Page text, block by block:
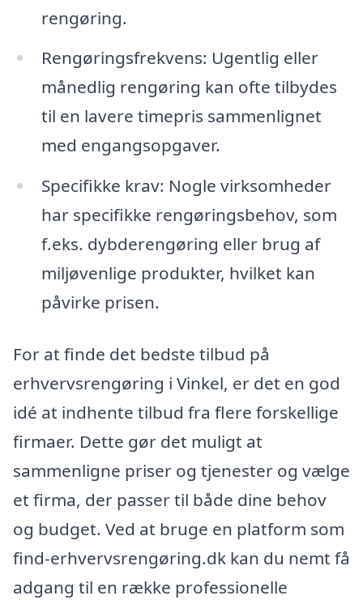
rengøring.
Rengøringsfrekvens: Ugentlig eller
månedlig rengøring kan ofte tilbydes
til en lavere timepris sammenlignet
med engangsopgaver.
Specifikke krav: Nogle virksomheder
har specifikke rengøringsbehov, som
f.eks. dybderengøring eller brug af
miljøvenlige produkter, hvilket kan
påvirke prisen.
For at finde det bedste tilbud på
erhvervsrengøring i Vinkel, er det en god
idé at indhente tilbud fra flere forskellige
firmaer. Dette gør det muligt at
sammenligne priser og tjenester og vælge
et firma, der passer til både dine behov
og budget. Ved at bruge en platform som
find-erhvervsrengøring.dk kan du nemt få
adgang til en række professionelle